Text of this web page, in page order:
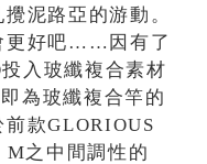
泥路亞的游動。
更好吧……因有了
入玻纖複合素材
為玻纖複合竿的
款GLORIOUS
之中間調性的